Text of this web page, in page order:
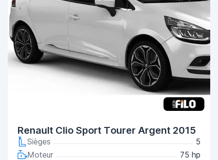
Renault Clio Sport Tourer Argent 2015
Sièges
5
Moteur
75 hp